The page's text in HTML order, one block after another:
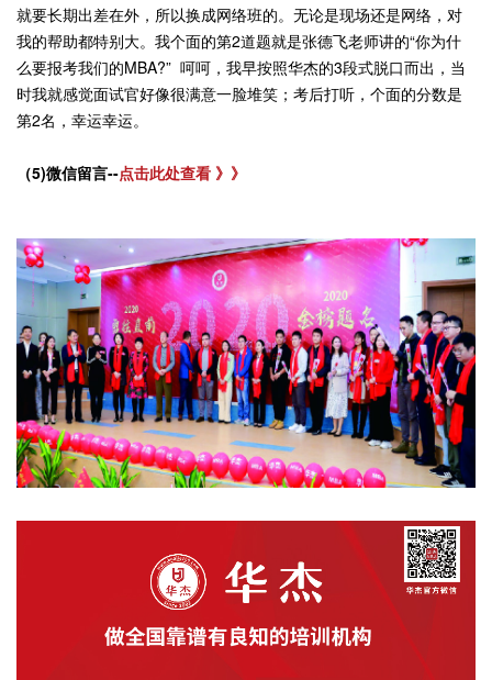
就要长期出差在外，所以换成网络班的。无论是现场还是网络，对
我的帮助都特别大。我个面的第2道题就是张德飞老师讲的“你为什
么要报考我们的MBA?” 呵呵，我早按照华杰的3段式脱口而出，当
时我就感觉面试官好像很满意一脸堆笑；考后打听，个面的分数是
第2名，幸运幸运。
（5)微信留言--点击此处查看 》》